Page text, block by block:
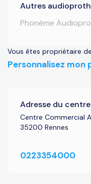
Autres
Phonème
Vous êtes propriétaire
Personnalisez mon
Adresse du
Centre Commercial
35200 Rennes
0223354000